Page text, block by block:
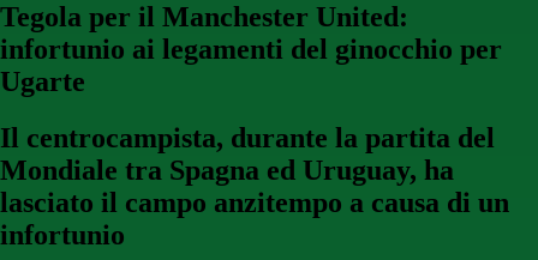
Tegola per il Manchester United:
infortunio ai legamenti del ginocchio per
Ugarte
Il centrocampista, durante la partita del
Mondiale tra Spagna ed Uruguay, ha
lasciato il campo anzitempo a causa di un
infortunio